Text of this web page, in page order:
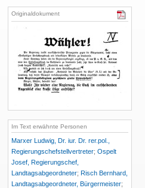
Originaldokument
Im Text erwähnte Personen
Marxer Ludwig, Dr. iur. Dr. rer.pol.,
Regierungschefstellvertreter; Ospelt
Josef, Regierungschef,
Landtagsabgeordneter; Risch Bernhard,
Landtagsabgeordneter, Bürgermeister;